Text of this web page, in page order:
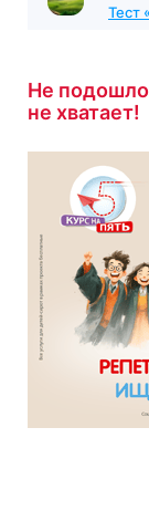
Тест
Не
не хватает!